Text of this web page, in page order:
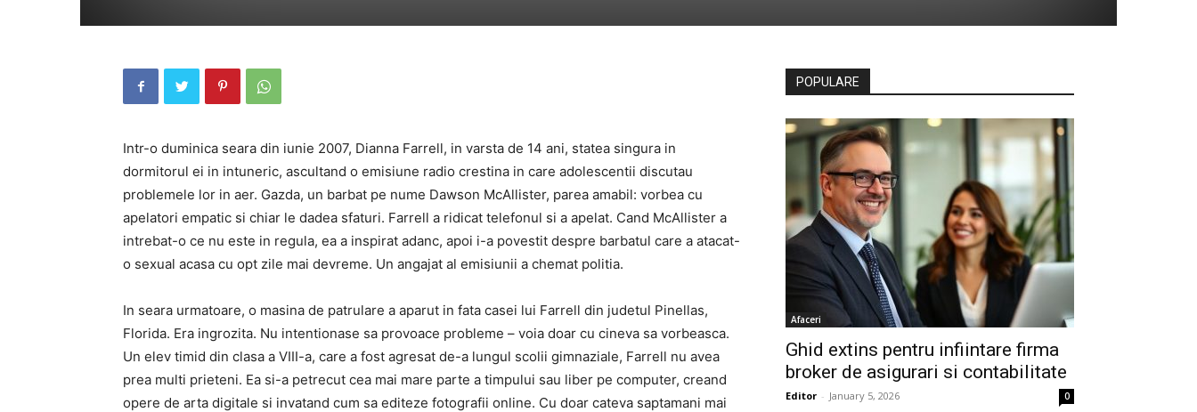
Intr-o duminica seara din iunie 2007, Dianna Farrell, in varsta de 14 ani, statea singura in
dormitorul ei in intuneric, ascultand o emisiune radio crestina in care adolescentii discutau
problemele lor in aer. Gazda, un barbat pe nume Dawson McAllister, parea amabil: vorbea cu
apelatori empatic si chiar le dadea sfaturi. Farrell a ridicat telefonul si a apelat. Cand McAllister a
intrebat-o ce nu este in regula, ea a inspirat adanc, apoi i-a povestit despre barbatul care a atacat-
o sexual acasa cu opt zile mai devreme. Un angajat al emisiunii a chemat politia.
In seara urmatoare, o masina de patrulare a aparut in fata casei lui Farrell din judetul Pinellas,
Florida. Era ingrozita. Nu intentionase sa provoace probleme – voia doar cu cineva sa vorbeasca.
Un elev timid din clasa a VIII-a, care a fost agresat de-a lungul scolii gimnaziale, Farrell nu avea
prea multi prieteni. Ea si-a petrecut cea mai mare parte a timpului sau liber pe computer, creand
opere de arta digitale si invatand cum sa editeze fotografii online. Cu doar cateva saptamani mai
POPULARE
Afaceri
Ghid extins pentru infiintare firma
broker de asigurari si contabilitate
Editor - January 5, 2026 0